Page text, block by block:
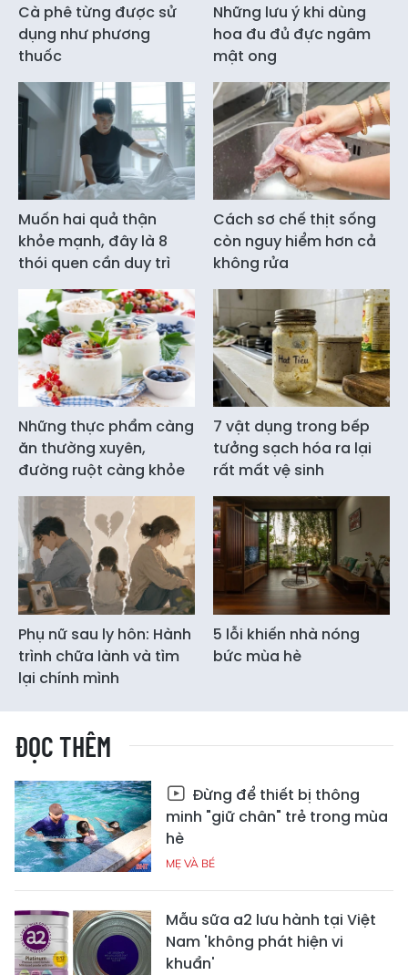
Cà phê từng được sử
dụng như phương
thuốc
Những lưu ý khi dùng
hoa đu đủ đực ngâm
mật ong
Muốn hai quả thận
khỏe mạnh, đây là 8
thói quen cần duy trì
Cách sơ chế thịt sống
còn nguy hiểm hơn cả
không rửa
Những thực phẩm càng
ăn thường xuyên,
đường ruột càng khỏe
7 vật dụng trong bếp
tưởng sạch hóa ra lại
rất mất vệ sinh
Phụ nữ sau ly hôn: Hành
trình chữa lành và tìm
lại chính mình
5 lỗi khiến nhà nóng
bức mùa hè
ĐỌC THÊM
Đừng để thiết bị thông
minh "giữ chân" trẻ trong mùa
hè
MẸ VÀ BÉ
Mẫu sữa a2 lưu hành tại Việt
Nam 'không phát hiện vi
khuẩn'